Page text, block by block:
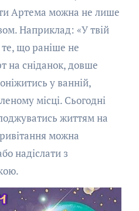
Артема можна не лише
Наприклад: «У твій
що раніше не
на сніданок, довше
у ванній,
місці. Сьогодні
життям на
можна
надіслати з